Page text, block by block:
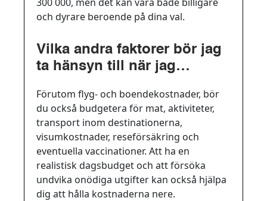
och dyrare beroende på dina val.
Vilka andra faktorer bör jag
ta hänsyn till när jag
en jorden runt-resa?
Förutom flyg- och boendekostnader, bör
du också budgetera för mat, aktiviteter,
transport inom destinationerna,
visumkostnader, reseförsäkring och
eventuella vaccinationer. Att ha en
realistisk dagsbudget och att försöka
undvika onödiga utgifter kan också hjälpa
dig att hålla kostnaderna nere.